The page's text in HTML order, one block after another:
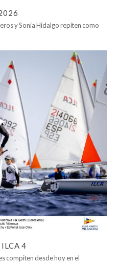
y Sonia Hidalgo repiten como
4
compiten desde hoy en el